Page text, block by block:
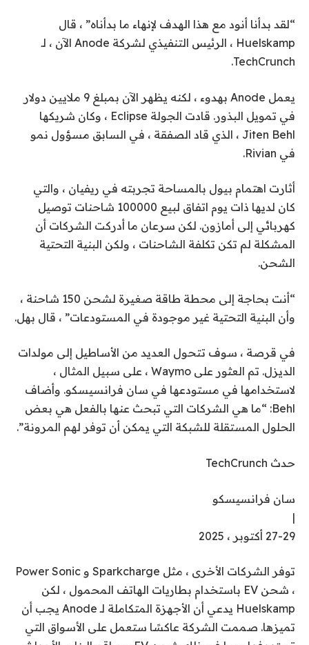
“لقد بدأنا أنود مع هذا الهدف لإنهاء ما بدأناه” ، قال
Huelskamp ، الرئيس التنفيذي لشركة Anode الآن ، لـ
TechCrunch.
يعمل Anode بهدوء ، لكنه يظهر الآن بمبلغ 9 ملايين دولار
في تمويل البذور. قادت الجولة Eclipse ، وكان شريكها
Jiten Behl ، الذي قاد الصفقة ، في السابق مسؤول نمو
في Rivian.
أثارت اهتمام بيول بالمساحة تجربته في ريفيان ، والتي
كان لديها ذات يوم اتفاق لبيع 100000 شاحنات توصيل
كهربائي إلى أمازون. لكن سرعان ما أدركت الشركات أن
المشكلة لم تكن تكلفة الشاحنات ، ولكن البنية التحتية
الشحن.
“أنت بحاجة إلى محطة طاقة صغيرة لشحن 150 شاحنة ،
وأن البنية التحتية غير موجودة في المستودعات” ، قال بهل.
في قرصة ، سوف تتحول العديد من الأساطيل إلى مولدات
الديزل. تم العثور على Waymo ، على سبيل المثال ،
لاستخدامها في مستودعها في سان فرانسيسكو. وأضاف
Behl: “ما هي الشركات التي تبحث عنها بالفعل هي بعض
الحلول المستقلة للشبكة التي يمكن أن توفر لهم المرونة”.
حدث TechCrunch
سان فرانسيسكو
|
27-29 أكتوبر ، 2025
توفر الشركات الأخرى ، مثل Sparkcharge و Power Sonic
، شحن EV باستخدام بطاريات الهاتف المحمول ، لكن
Huelskamp يدعي أن الأجهزة المتكاملة لـ Anode يجب أن
تميزها. صممت الشركة عاكسًا ستعمل على الأسواق التي